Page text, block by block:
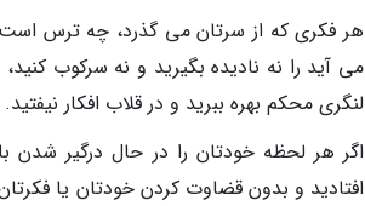
هر فکری که از سرتان می گذرد، چه ترس
می آید را نه نادیده بگیرید و نه سرکوب
لنگری محکم بهره ببرید و در قلاب افکار نیفتید.
اگر هر لحظه خودتان را در حال درگیر شدن
افتادید و بدون قضاوت کردن خودتان یا